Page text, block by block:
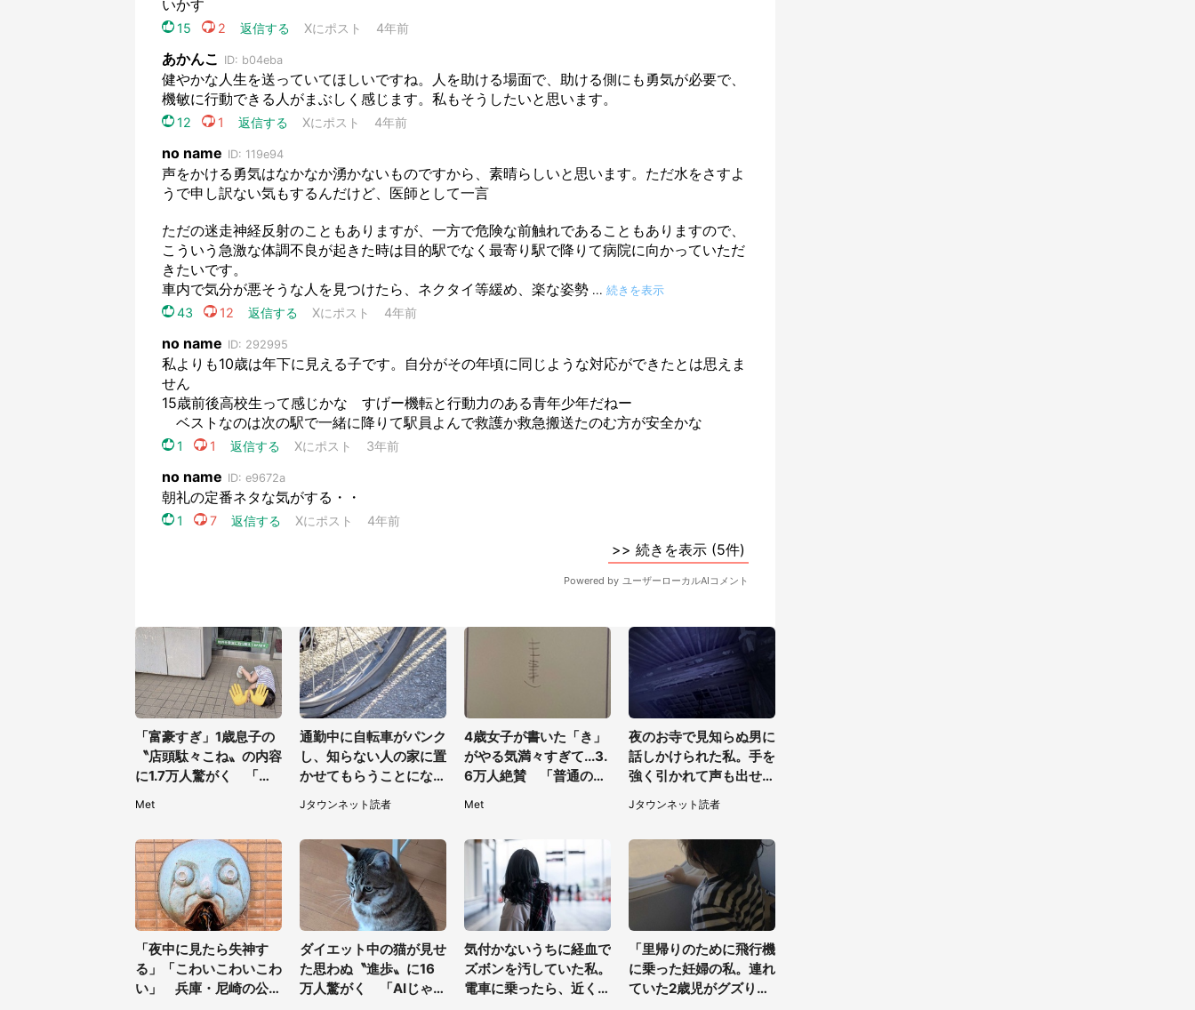
「富豪すぎ」1歳息子の
〝店頭駄々こね〟の内容
に1.7万人驚がく 「お
Met
通勤中に自転車がパンク
し、知らない人の家に置
かせてもらうことになっ
た私。帰りに取りに行く
と、なんと...（東京都・
Jタウンネット読者
4歳女子が書いた「き」
がやる気満々すぎて...3.
6万人絶賛 「普通のよ
Met
夜のお寺で見知らぬ男に
話しかけられた私。手を
強く引かれて声も出せ
ず...（東京都・40代女
性）
Jタウンネット読者
「夜中に見たら失神す
る」「こわいこわいこわ
い」 兵庫・尼崎の公園
ダイエット中の猫が見せ
た思わぬ〝進歩〟に16
万人驚がく 「AIじゃな
気付かないうちに経血で
ズボンを汚していた私。
電車に乗ったら、近くの
「里帰りのために飛行機
に乗った妊婦の私。連れ
ていた2歳児がグズりだ